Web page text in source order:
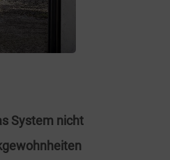
System nicht